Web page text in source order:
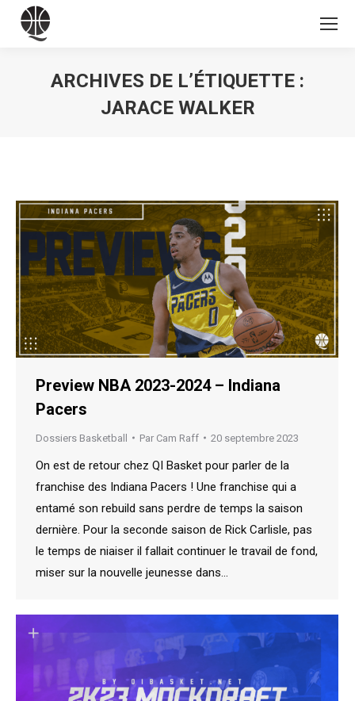
ARCHIVES DE L’ÉTIQUETTE :
JARACE WALKER
Preview NBA 2023-2024 – Indiana
Pacers
Dossiers Basketball Par Cam Raff 20 septembre 2023
On est de retour chez QI Basket pour parler de la
franchise des Indiana Pacers ! Une franchise qui a
entamé son rebuild sans perdre de temps la saison
dernière. Pour la seconde saison de Rick Carlisle, pas
le temps de niaiser il fallait continuer le travail de fond,
miser sur la nouvelle jeunesse dans…